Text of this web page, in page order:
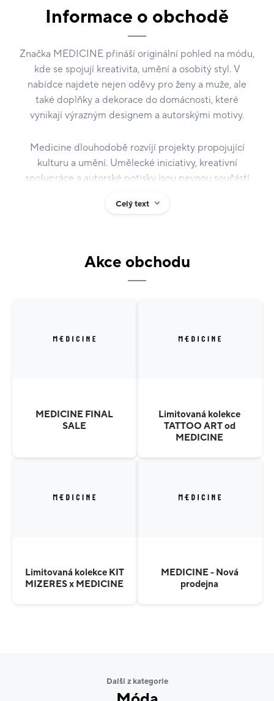
Informace o obchodě
Značka MEDICINE přináší originální pohled na módu,
kde se spojují kreativita, umění a osobitý styl. V
nabídce najdete nejen oděvy pro ženy a muže, ale
také doplňky a dekorace do domácnosti, které
vynikají výrazným designem a autorskými motivy.
Medicine dlouhodobě rozvíjí projekty propojující
kulturu a umění. Umělecké iniciativy, kreativní
spolupráce a autorské potisky jsou pevnou součástí
kolekce, jako je Eviva L’arte, inspirovaná malířskou
předměty v umělecká díla, která inspirují k vytváření
Celý text
Akce obchodu
MEDICINE FINAL
SALE
Limitovaná kolekce
TATTOO ART od
MEDICINE
Limitovaná kolekce KIT
MIZERES x MEDICINE
MEDICINE - Nová
prodejna
Další z kategorie